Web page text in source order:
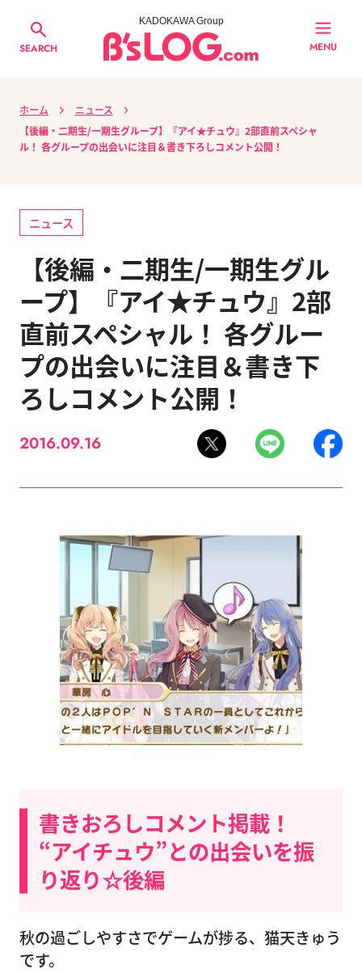
SEARCH
KADOKAWA Group
MENU
ホーム
ニュース
【後編・二期生/一期生グループ】『アイ★チュウ』2部直前スペシャ
ル！ 各グループの出会いに注目＆書き下ろしコメント公開！
ニュース
【後編・二期生/一期生グル
ープ】『アイ★チュウ』2部
直前スペシャル！ 各グルー
プの出会いに注目＆書き下
ろしコメント公開！
2016.09.16
書きおろしコメント掲載！
“アイチュウ”との出会いを振
り返り☆後編
秋の過ごしやすさでゲームが捗る、猫天きゅう
です。